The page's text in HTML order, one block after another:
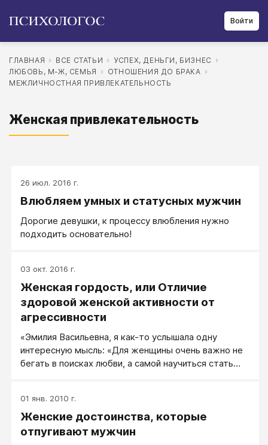
Войти
ГЛАВНАЯ ВСЕ СТАТЬИ
УСПЕХ, ДЕНЬГИ, БИЗНЕС
ЛЮБОВЬ, М-Ж, СЕМЬЯ
ОТНОШЕНИЯ ДО БРАКА
МЕЖЛИЧНОСТНАЯ ПРИВЛЕКАТЕЛЬНОСТЬ
Женская привлекательность
26 июл. 2016 г.
Влюбляем умных и статусных мужчин
Дорогие девушки, к процессу влюбления нужно
подходить основательно!
03 окт. 2016 г.
Женская гордость, или Отличие
здоровой женской активности от
агрессивности
«Эмилия Васильевна, я как-то услышала одну
интересную мысль: «Для женщины очень важно не
бегать в поисках любви, а самой научиться стать
и покажи окружающим тебя, каким нужно быть.
Стань активной». Меня эта мысль очень вдохновила
и мне очень захотелось научиться проявлять
01 янв. 2010 г.
Женские достоинства, которые
отпугивают мужчин